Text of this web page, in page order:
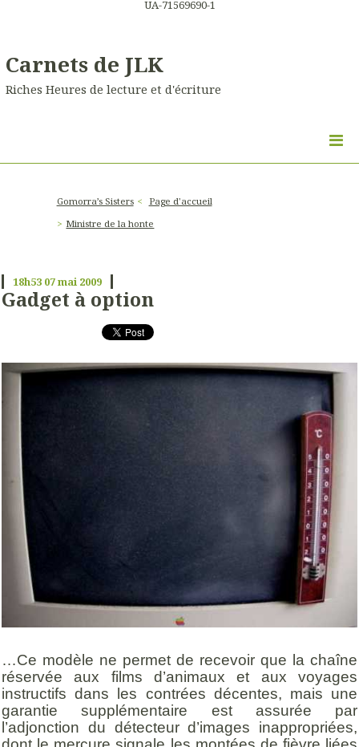
UA-71569690-1
Carnets de JLK
Riches Heures de lecture et d'écriture
Gomorra’s Sisters
Page d'accueil
Ministre de la honte
18h53 07mai 2009
Gadget à option
…Ce modèle ne permet de recevoir que la chaîne
réservée aux films d’animaux et aux voyages
instructifs dans les contrées décentes, mais une
garantie supplémentaire est assurée par
l’adjonction du détecteur d’images inappropriées,